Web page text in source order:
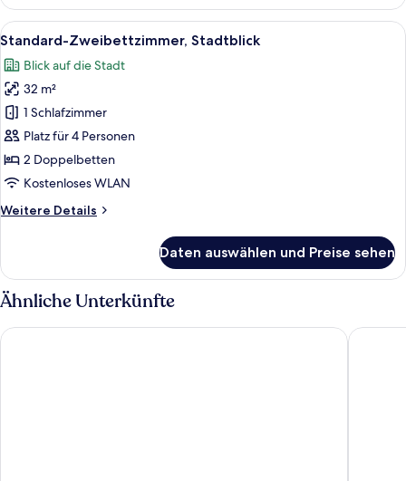
Doppelzimmer,
Stadtblick
Alle
Fotos
für
Standard-
Zweibettzimmer,
Stadtblick
anzeigen
Ein Hotelzimmer mit einem großen
6
Standard-Zweibettzimmer, Stadtblick
Blick auf die Stadt
32 m²
1 Schlafzimmer
Platz für 4 Personen
2 Doppelbetten
Kostenloses WLAN
Weitere Details
Weitere
Zweibettzimmer,
Stadtblick
Daten auswählen und Preise sehen
Ähnliche Unterkünfte
Avani Living Queen’s Wharf Residences Capri by